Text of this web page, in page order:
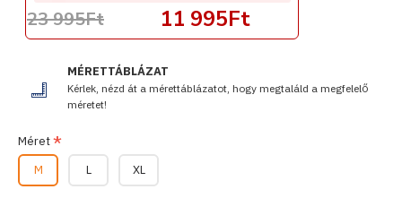
MÉRETTÁBLÁZAT
Kérlek, nézd át a mérettáblázatot, hogy megtaláld a megfelelő
méretet!
11 995Ft
23 995Ft
Méret
M
L XL